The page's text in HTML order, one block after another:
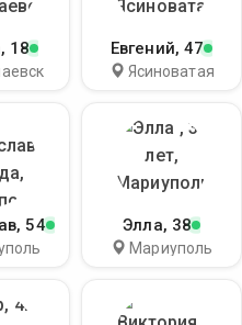
, 18 Евгений, 47
Ясиноватая
, 54 Элла, 38
Мариуполь